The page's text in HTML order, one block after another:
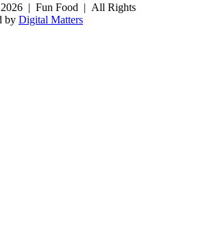
2026 | Fun Food | All Rights
by Digital Matters